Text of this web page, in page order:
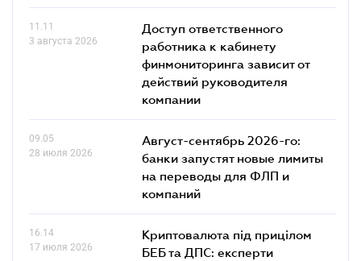
11.11
3 августа 2026
Доступ ответственного
работника к кабинету
финмониторинга зависит от
действий руководителя
компании
09.05
28 июля 2026
Август-сентябрь 2026-го:
банки запустят новые лимиты
на переводы для ФЛП и
компаний
16.14
17 июля 2026
Криптовалюта під прицілом
БЕБ та ДПС: експерти